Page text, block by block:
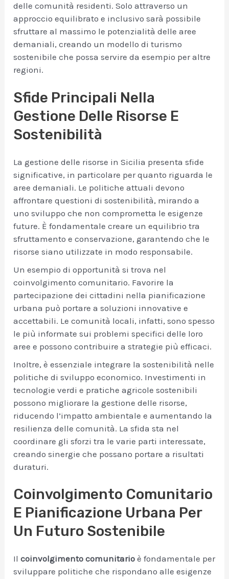
delle comunità residenti. Solo attraverso un
approccio equilibrato e inclusivo sarà possibile
sfruttare al massimo le potenzialità delle aree
demaniali, creando un modello di turismo
sostenibile che possa servire da esempio per altre
regioni.
Sfide Principali Nella
Gestione Delle Risorse E
Sostenibilità
La gestione delle risorse in Sicilia presenta sfide
significative, in particolare per quanto riguarda le
aree demaniali. Le politiche attuali devono
affrontare questioni di sostenibilità, mirando a
uno sviluppo che non comprometta le esigenze
future. È fondamentale creare un equilibrio tra
sfruttamento e conservazione, garantendo che le
risorse siano utilizzate in modo responsabile.
Un esempio di opportunità si trova nel
coinvolgimento comunitario. Favorire la
partecipazione dei cittadini nella pianificazione
urbana può portare a soluzioni innovative e
accettabili. Le comunità locali, infatti, sono spesso
le più informate sui problemi specifici delle loro
aree e possono contribuire a strategie più efficaci.
Inoltre, è essenziale integrare la sostenibilità nelle
politiche di sviluppo economico. Investimenti in
tecnologie verdi e pratiche agricole sostenibili
possono migliorare la gestione delle risorse,
riducendo l’impatto ambientale e aumentando la
resilienza delle comunità. La sfida sta nel
coordinare gli sforzi tra le varie parti interessate,
creando sinergie che possano portare a risultati
duraturi.
Coinvolgimento Comunitario
E Pianificazione Urbana Per
Un Futuro Sostenibile
Ilcoinvolgimento comunitario è fondamentale per
sviluppare politiche che rispondano alle esigenze